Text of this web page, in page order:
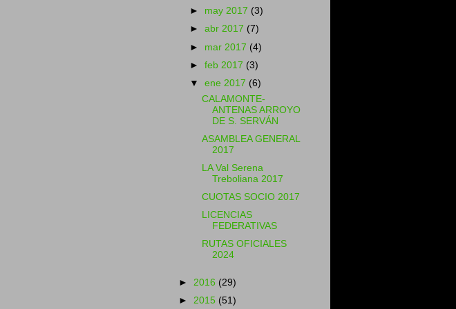
► may 2017 (3)
►abr 2017 (7)
► mar 2017 (4)
►feb 2017 (3)
▼ene 2017 (6)
CALAMONTE-
ANTENAS ARROYO
DE S. SERVÁN
ASAMBLEA GENERAL
2017
LA Val Serena
Treboliana 2017
CUOTAS SOCIO 2017
LICENCIAS
FEDERATIVAS
RUTAS OFICIALES
2024
► 2016 (29)
► 2015 (51)